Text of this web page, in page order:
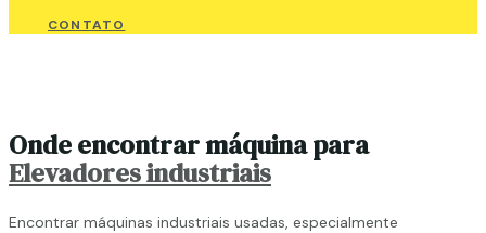
CONTATO
Onde encontrar máquina para
Elevadores industriais
Encontrar máquinas industriais usadas, especialmente